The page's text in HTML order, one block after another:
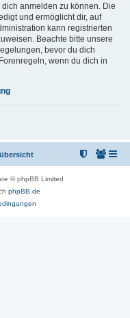
anmelden zu können. Die
und ermöglicht dir, auf
kann registrierten
Beachte bitte unsere
bevor du dich
wenn du dich in
© phpBB Limited
phpBB.de